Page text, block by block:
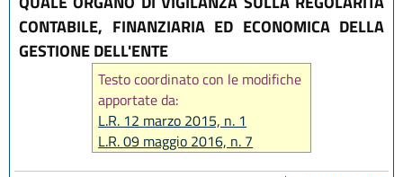
CONTABILE, FINANZIARIA ED ECONOMICA DELLA
GESTIONE DELL'ENTE
Testo coordinato con le modifiche
apportate da:
L.R. 12 marzo 2015, n. 1
L.R. 09 maggio 2016, n. 7